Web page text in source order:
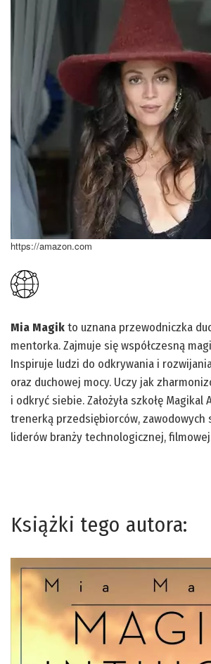
https://amazon.com
Mia Magikto uznana przewodniczka
mentorka. Zajmuje się współczesną
Inspiruje ludzi do odkrywania i
oraz duchowej mocy. Uczy jak
i odkryć siebie. Założyła szkołę
trenerką przedsiębiorców, zawodowych
liderów branży technologicznej,
Książki tego autora: